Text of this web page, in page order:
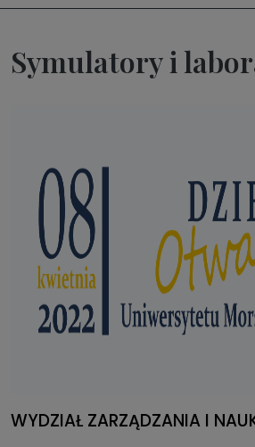
Symulatory i
WYDZIAŁ ZARZĄDZANIA I